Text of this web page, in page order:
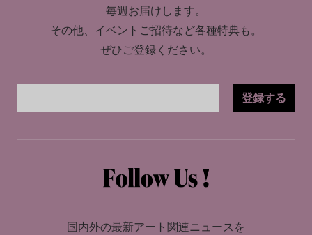
毎週お届けします。
その他、イベントご招待など各種特典も。
ぜひご登録ください。
登録する
国内外の最新アート関連ニュースを